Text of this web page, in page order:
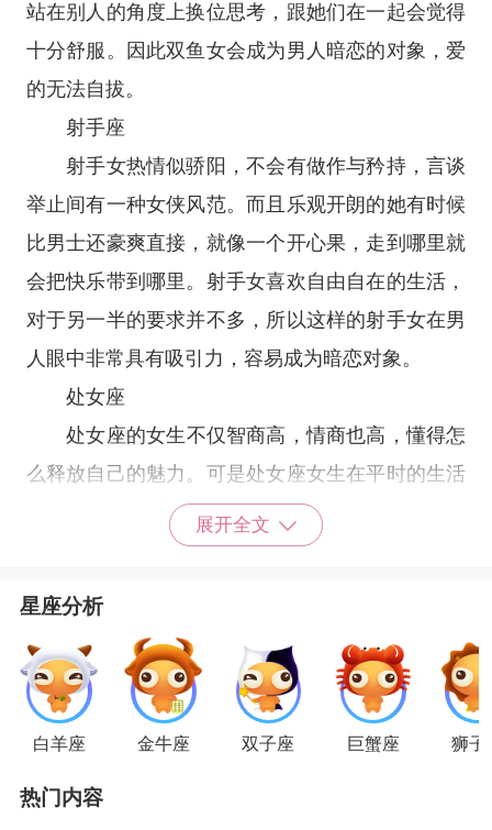
站在别人的角度上换位思考，跟她们在一起会觉得
十分舒服。因此双鱼女会成为男人暗恋的对象，爱
的无法自拔。
射手座
射手女热情似骄阳，不会有做作与矜持，言谈
举止间有一种女侠风范。而且乐观开朗的她有时候
比男士还豪爽直接，就像一个开心果，走到哪里就
会把快乐带到哪里。射手女喜欢自由自在的生活，
对于另一半的要求并不多，所以这样的射手女在男
人眼中非常具有吸引力，容易成为暗恋对象。
处女座
处女座的女生不仅智商高，情商也高，懂得怎
么释放自己的魅力。可是处女座女生在平时的生活
中总是会给人一种精明强干的感觉，好像没有她们
解决不了的问题，再加上她们本身就很优秀，会让
男生有一种距离感，一般的男生无法和她们达到平
狮子座
狮子座
女生的个性就是如此，绝对的自信甚至
到了自恋的程度。这种自信心能够给予狮子座在恋
爱中的超然地位。除了自信之外狮子的外表同样是
展开全文
星座分析
白羊座 金牛座 双子座 巨蟹座 狮子
热门内容